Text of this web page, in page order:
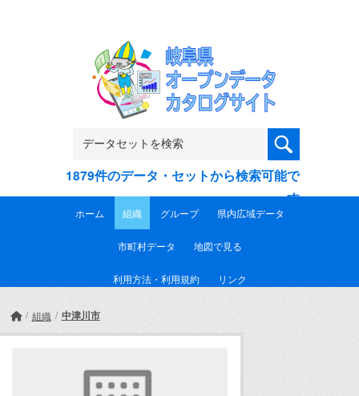
1879件のデータ・セットから検索可能で
す
ホーム 組織 グループ 県内広域データ
市町村データ 地図で見る
利用方法・利用規約 リンク
組織 中津川市